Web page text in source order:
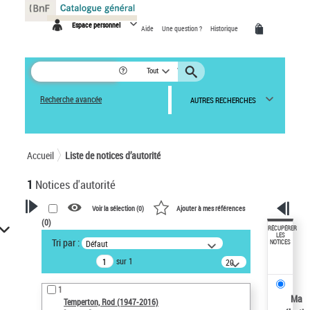
Espace personnel Aide Une question ? Historique
Tout
Recherche avancée AUTRES RECHERCHES
Accueil Liste de notices d’autorité
1 Notices d'autorité
VOTRE RECHERCHE
Recherche avancée dans les
notices d’autorité
Œuvres liées à l'auteur :
Temperton, Rod (1947-2016)
Voir la sélection (0) Ajouter à mes références
(0)
Tri par : Défaut
sur 1
20
résultats/page
1
Temperton, Rod (1947-2016)
RÉCUPÉRER
LES
NOTICES
Ma
Panneau de gestion des cookies